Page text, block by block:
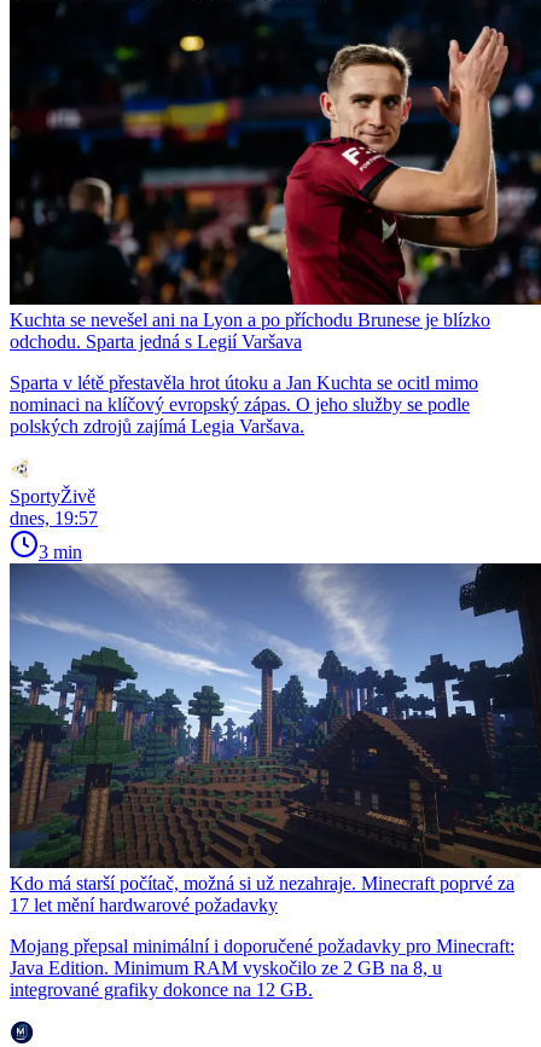
Kuchta se nevešel ani na Lyon a po příchodu Brunese je blízko
odchodu. Sparta jedná s Legií Varšava
Sparta v létě přestavěla hrot útoku a Jan Kuchta se ocitl mimo
nominaci na klíčový evropský zápas. O jeho služby se podle
polských zdrojů zajímá Legia Varšava.
SportyŽivě
dnes, 19:57
3 min
Kdo má starší počítač, možná si už nezahraje. Minecraft poprvé za
17 let mění hardwarové požadavky
Mojang přepsal minimální i doporučené požadavky pro Minecraft:
Java Edition. Minimum RAM vyskočilo ze 2 GB na 8, u
integrované grafiky dokonce na 12 GB.